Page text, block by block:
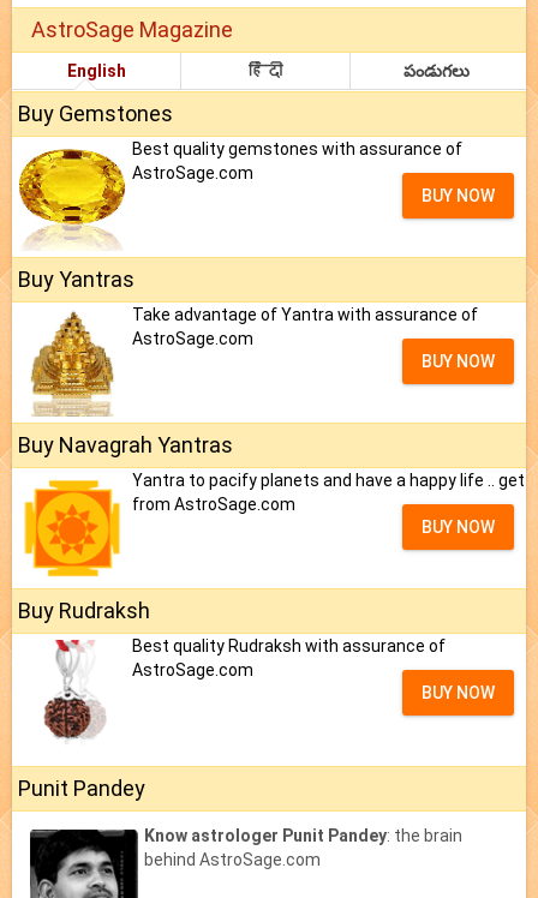
AstroSage Magazine
English हिंदी పండుగలు
Buy Gemstones
Best quality gemstones with assurance of
AstroSage.com
BUY NOW
Buy Yantras
Take advantage of Yantra with assurance of
AstroSage.com
BUY NOW
Buy Navagrah Yantras
Yantra to pacify planets and have a happy life .. get
from AstroSage.com
BUY NOW
Buy Rudraksh
Best quality Rudraksh with assurance of
AstroSage.com
BUY NOW
Punit Pandey
Know astrologer Punit Pandey: the brain
behind AstroSage.com